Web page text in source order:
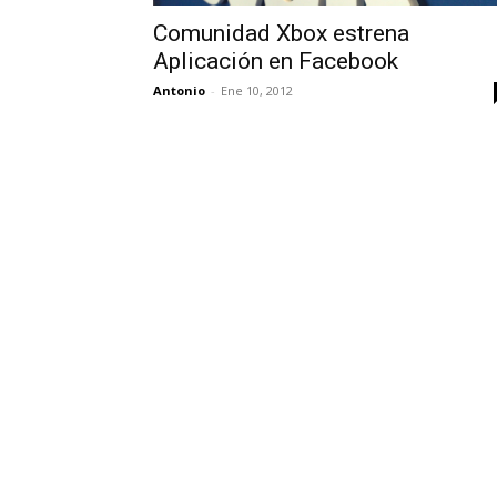
Comunidad Xbox estrena
Aplicación en Facebook
Antonio - Ene 10, 2012